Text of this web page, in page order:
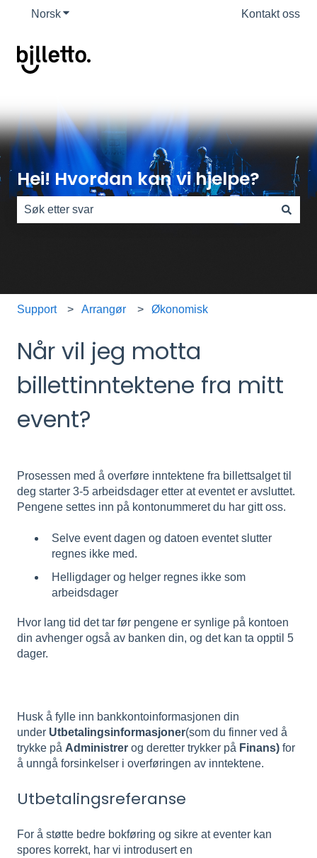
NorskVis undermeny for oversettelser Kontakt oss
Hei! Hvordan kan vi hjelpe?
Support Arrangør Økonomisk
Når vil jeg motta
billettinntektene fra mitt
event?
Prosessen med å overføre inntektene fra billettsalget til
deg starter 3-5 arbeidsdager etter at eventet er avsluttet.
Pengene settes inn på kontonummeret du har gitt oss.
Selve event dagen og datoen eventet slutter
regnes ikke med.
Helligdager og helger regnes ikke som
arbeidsdager
Hvor lang tid det tar før pengene er synlige på kontoen
din avhenger også av banken din, og det kan ta opptil 5
dager.
Husk å fylle inn bankkontoinformasjonen din
under Utbetalingsinformasjoner(som du finner ved å
trykke på Administrer og deretter trykker på Finans) for
å unngå forsinkelser i overføringen av inntektene.
Utbetalingsreferanse
For å støtte bedre bokføring og sikre at eventer kan
spores korrekt, har vi introdusert en